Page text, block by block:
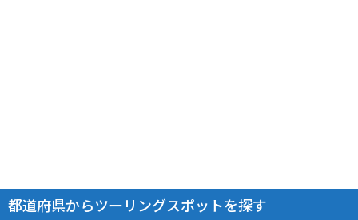
都道府県からツーリングスポットを探す